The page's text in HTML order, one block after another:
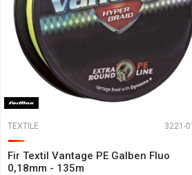
TEXTILE 3221-
Fir Textil Vantage PE Galben Fluo
0,18mm - 135m